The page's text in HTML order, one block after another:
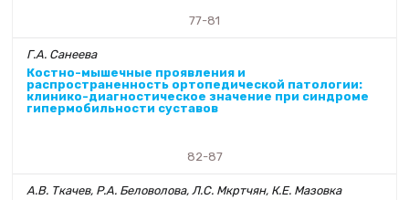
77-81
Г.А. Санеева
Костно-мышечные проявления и
распространенность ортопедической патологии:
клинико-диагностическое значение при синдроме
гипермобильности суставов
82-87
А.В. Ткачев, Р.А. Беловолова, Л.С. Мкртчян, К.Е. Мазовка